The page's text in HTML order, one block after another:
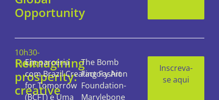
Opportunity
10h30-
11h45
Reimagining
prosperity:
creative
Em parceria
comBrazilCreatingFashion
forTomorrow
(BCFT) e Uma
The Bomb
Factory Art
Foundation-
Marylebone
Inscreva-
se aqui